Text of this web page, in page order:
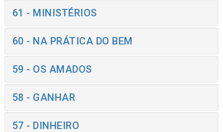
61 - MINISTÉRIOS
60 - NA PRÁTICA DO BEM
59 - OS AMADOS
58 - GANHAR
57 - DINHEIRO